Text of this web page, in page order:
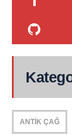
ANTIK ÇAĞ